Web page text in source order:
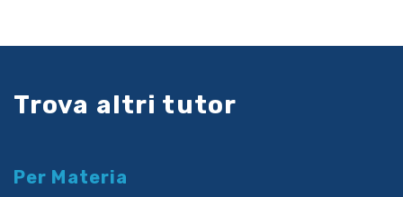
Trova altri tutor
Per Materia